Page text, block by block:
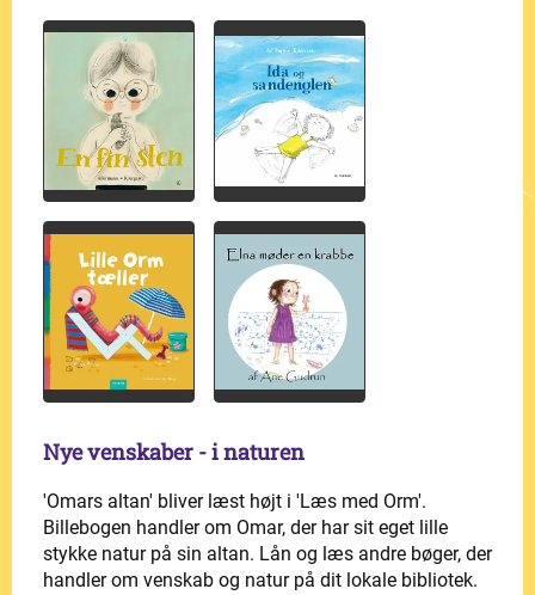
Nye venskaber - i naturen
'Omars altan' bliver læst højt i 'Læs med Orm'.
Billebogen handler om Omar, der har sit eget lille
stykke natur på sin altan. Lån og læs andre bøger, der
handler om venskab og natur på dit lokale bibliotek.